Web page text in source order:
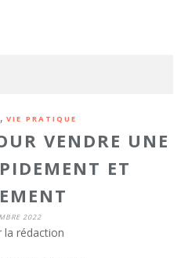
, VIE PRATIQUE
VENDRE UNE
ET
2022
la rédaction